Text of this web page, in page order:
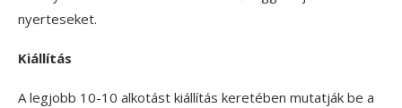
nyerteseket.
Kiállítás
A legjobb 10-10 alkotást kiállítás keretében mutatják be a